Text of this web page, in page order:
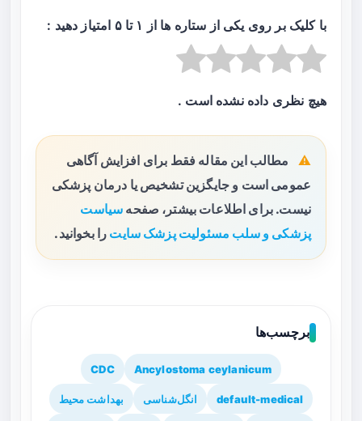
با کلیک بر روی یکی از ستاره ها از ۱ تا ۵ امتیاز دهید :
هیچ نظری داده نشده است .
مطالب این مقاله فقط برای افزایش آگاهی
عمومی است و جایگزین تشخیص یا درمان پزشکی
نیست. برای اطلاعات بیشتر، صفحه سیاست
پزشکی و سلب مسئولیت پزشک سایت را بخوانید.
برچسب‌ها
Ancylostoma ceylanicum
CDC
default-medical انگل‌شناسی بهداشت محیط